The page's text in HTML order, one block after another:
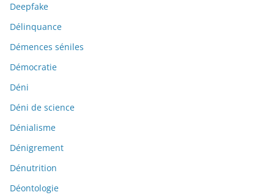
Deepfake
Délinquance
Démences séniles
Démocratie
Déni
Déni de science
Dénialisme
Dénigrement
Dénutrition
Déontologie